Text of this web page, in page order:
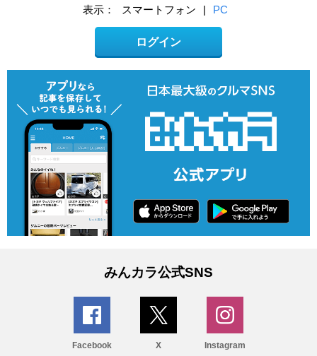
表示： スマートフォン | PC
ログイン
みんカラ公式SNS
Facebook X Instagram